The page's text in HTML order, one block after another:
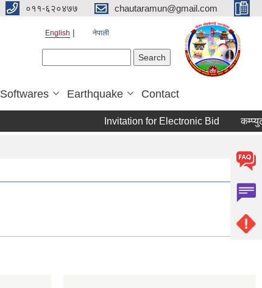
०११-६२०४७७ chautaramun@gmail.com
English नेपाली
Softwares Earthquake Contact
Invitation for Electronic Bid